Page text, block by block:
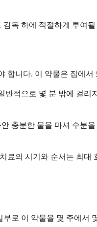
독 하에 적절하게 투여
합니다. 이 약물은 집에
적으로 몇 분 밖에 걸리
충분한 물을 마셔 수분
료의 시기와 순서는 최대
로 이 약물을 몇 주에서